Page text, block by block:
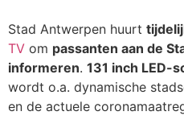
Stad Antwerpen huurt
TV om passanten aan de
informeren. 131 inch LED-
wordt o.a. dynamische
en de actuele